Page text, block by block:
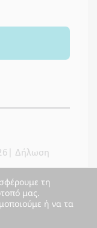
Δήλωση
τη
μας.
ή να τα